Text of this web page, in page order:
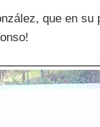
que en su